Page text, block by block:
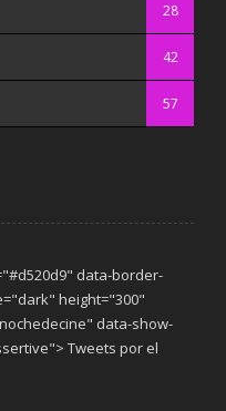
28
42
57
data-border-
height="300"
data-show-
Tweets por el